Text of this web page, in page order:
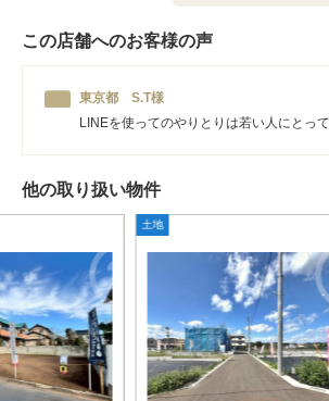
この店舗へのお客様の声
東京都 S.T様
LINEを使ってのやりとりは若い人にとっ
他の取り扱い物件
土地